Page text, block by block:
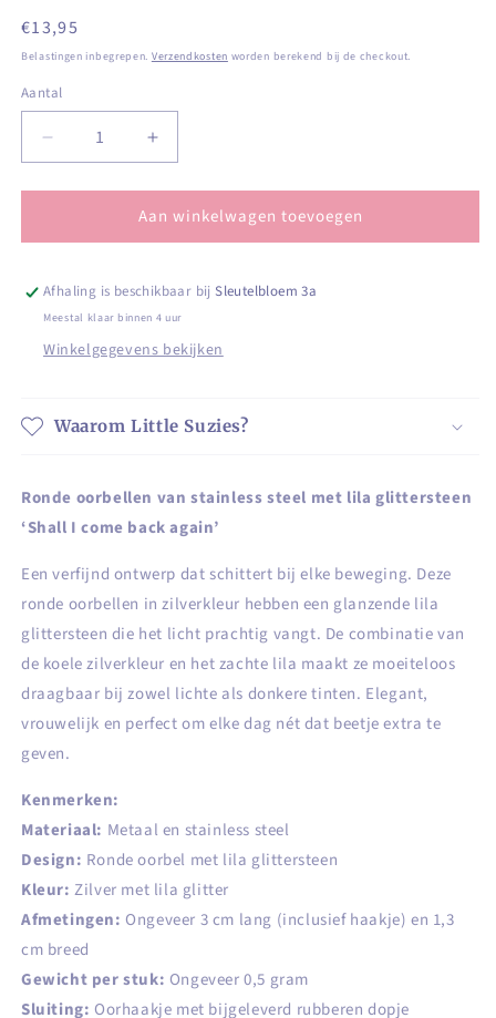
Normale
prijs
€13,95
Belastingen inbegrepen. Verzendkosten worden berekend bij de checkout.
Aantal
Aantal
Aantal
verlagen
voor
oorbellen
stainless
steel
lila
Aantal
verhogen
voor
Ronde
oorbellen
stainless
steel
lila
Aan winkelwagen toevoegen
Afhaling is beschikbaar bijSleutelbloem 3a
Meestal klaar binnen 4 uur
Winkelgegevens bekijken
Waarom Little Suzies?
Ronde oorbellen van stainless steel met lila glittersteen
‘Shall I come back again’
Een verfijnd ontwerp dat schittert bij elke beweging. Deze
ronde oorbellen in zilverkleur hebben een glanzende lila
glittersteen die het licht prachtig vangt. De combinatie van
de koele zilverkleur en het zachte lila maakt ze moeiteloos
draagbaar bij zowel lichte als donkere tinten. Elegant,
vrouwelijk en perfect om elke dag nét dat beetje extra te
geven.
Kenmerken:
Materiaal: Metaal en stainless steel
Design: Ronde oorbel met lila glittersteen
Kleur: Zilver met lila glitter
Afmetingen: Ongeveer 3 cm lang (inclusief haakje) en 1,3
cm breed
Gewicht per stuk: Ongeveer 0,5 gram
Sluiting: Oorhaakje met bijgeleverd rubberen dopje